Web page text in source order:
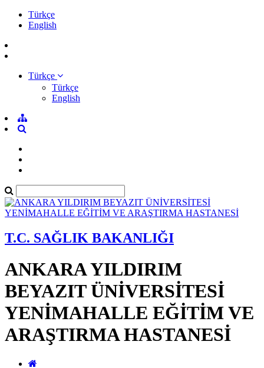
Türkçe
English
Türkçe
Türkçe
English
T.C. SAĞLIK BAKANLIĞI
ANKARA YILDIRIM
BEYAZIT ÜNİVERSİTESİ
YENİMAHALLE EĞİTİM VE
ARAŞTIRMA HASTANESİ